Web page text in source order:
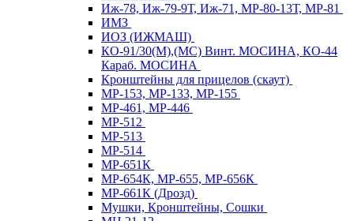
Иж-78, Иж-79-9Т, Иж-71, МР-80-13Т, МР-81
ИМЗ
ИОЗ (ИЖМАШ)
КО-91/30(М),(МС) Винт. МОСИНА, КО-44
Караб. МОСИНА
Кронштейны для прицелов (скаут)
МР-153, МР-133, МР-155
МР-461, МР-446
МР-512
МР-513
МР-514
МР-651К
МР-654К, МР-655, МР-656К
МР-661К (Дрозд)
Мушки, Кронштейны, Сошки